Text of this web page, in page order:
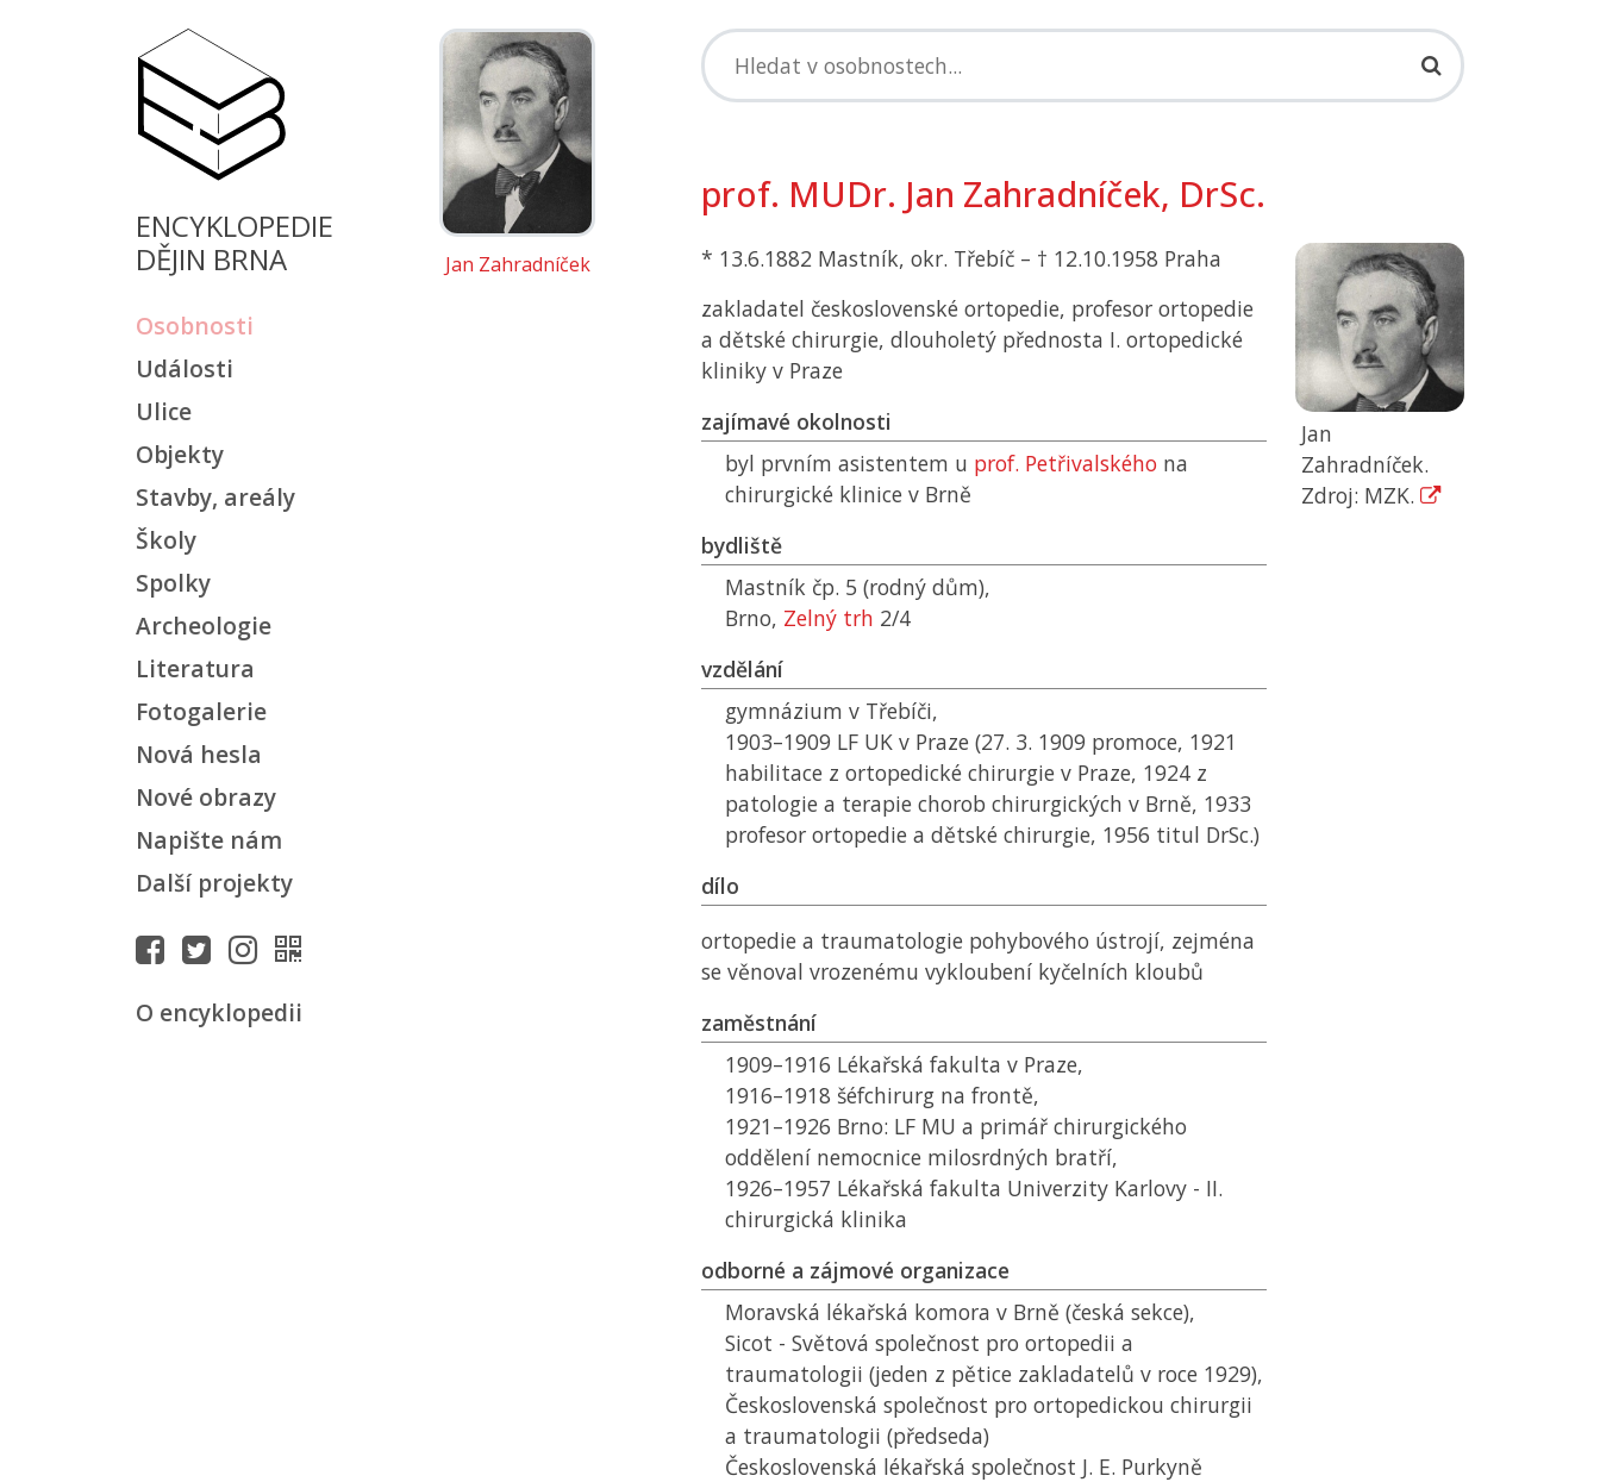
ENCYKLOPEDIE
DĚJIN BRNA
Osobnosti
Události
Ulice
Objekty
Stavby, areály
Školy
Spolky
Archeologie
Literatura
Fotogalerie
Nová hesla
Nové obrazy
Napište nám
Další projekty
O encyklopedii
Jan Zahradníček
prof. MUDr. Jan Zahradníček, DrSc.
* 13.6.1882 Mastník, okr. Třebíč – † 12.10.1958 Praha
zakladatel československé ortopedie, profesor ortopedie
a dětské chirurgie, dlouholetý přednosta I. ortopedické
kliniky v Praze
zajímavé okolnosti
byl prvním asistentem u prof. Petřivalského na
chirurgické klinice v Brně
bydliště
Mastník čp. 5 (rodný dům),
Brno, Zelný trh 2/4
vzdělání
gymnázium v Třebíči,
1903–1909 LF UK v Praze (27. 3. 1909 promoce, 1921
habilitace z ortopedické chirurgie v Praze, 1924 z
patologie a terapie chorob chirurgických v Brně, 1933
profesor ortopedie a dětské chirurgie, 1956 titul DrSc.)
dílo
ortopedie a traumatologie pohybového ústrojí, zejména
se věnoval vrozenému vykloubení kyčelních kloubů
zaměstnání
1909–1916 Lékařská fakulta v Praze,
1916–1918 šéfchirurg na frontě,
1921–1926 Brno: LF MU a primář chirurgického
oddělení nemocnice milosrdných bratří,
1926–1957 Lékařská fakulta Univerzity Karlovy - II.
chirurgická klinika
odborné a zájmové organizace
Moravská lékařská komora v Brně (česká sekce),
Sicot - Světová společnost pro ortopedii a
traumatologii (jeden z pětice zakladatelů v roce 1929),
Československá společnost pro ortopedickou chirurgii
a traumatologii (předseda)
Československá lékařská společnost J. E. Purkyně
Jan
Zahradníček.
Zdroj: MZK.